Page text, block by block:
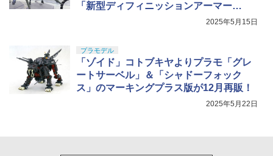
「新型ディフィニッションアーマー
（仮）」が初公開！【#静岡ホビーショ
2025年5月15日
プラモデル
「ゾイド」コトブキヤよりプラモ「グレ
ートサーベル」＆「シャドーフォック
ス」のマーキングプラス版が12月再販！
2025年5月22日